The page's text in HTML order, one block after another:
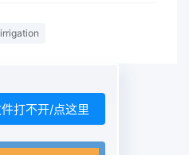
irrigation
打不开/点这里